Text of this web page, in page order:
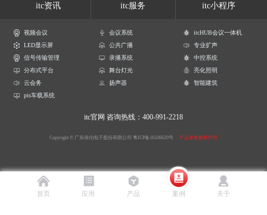
itc资讯 itc服务 itc小程序
视频会议 会议系统
itcHUB会议一体机
LED显示屏
公共广播
专业扩声
信号传输管理
录播系统
中控系统
分布式平台
舞台灯光
亮化照明
云会务
扬声器
智能建筑
pis车载系统
itc官网 咨询热线：400-991-2218
Copyright © 广东保伦电子股份有限公司 粤ICP备16106620号 产品参数解释声明
首页 应用 产品 案例 关于